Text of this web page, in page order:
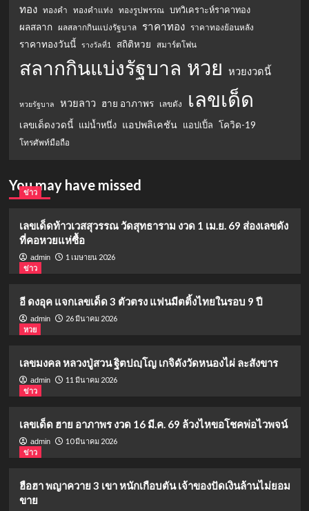
ทอง ทองคำ ทองคำแท่ง ทองรูปพรรณ บทวิเคราะห์ราคาทอง
ผลสลาก ผลสลากกินแบ่งรัฐบาล ราคาทอง ราคาทองย้อนหลัง
ราคาทองวันนี้ รางวัลที่1 สถิติหวย สมาร์ตโฟน
สลากกินแบ่งรัฐบาล หวย หวยงวดนี้
หวยรัฐบาล หวยลาว ฮาย อาภาพร เลขดัง เลขเด็ด
เลขเด็ดงวดนี้ แม่น้ำหนึ่ง แอปพลิเคชัน แอปเปิ้ล โควิด-19
โทรศัพท์มือถือ
You may have missed
ข่าว
เลขเด็ดท้าวเวสสุวรรณ วัดสุทธาราม งวด 1 เม.ย. 69 ส่องเลขดัง
ที่คอหวยแห่ซื้อ
admin
1 เมษายน 2026
ข่าว
อี ดงอุค แจกเลขเด็ด 3 ตัวตรง แฟนมีตติ้งไทยในรอบ 9 ปี
admin
26 มีนาคม 2026
หวย
เลขมงคล หลวงปู่สวน ฐิตปญฺโญ เกจิดังวัดหนองไผ่ ละสังขาร
admin
11 มีนาคม 2026
ข่าว
เลขเด็ด ฮาย อาภาพร งวด 16 มี.ค. 69 ล้วงไหขอโชคพ่อไวพจน์
admin
10 มีนาคม 2026
ข่าว
ฮือฮา พญาควาย 3 เขา หนักเกือบตัน เจ้าของปัดเงินล้านไม่ยอม
ขาย